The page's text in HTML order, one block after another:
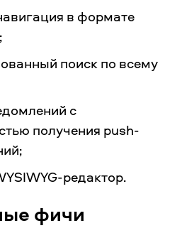
в формате
поиск по всему
с
получения push-
редактор.
фичи